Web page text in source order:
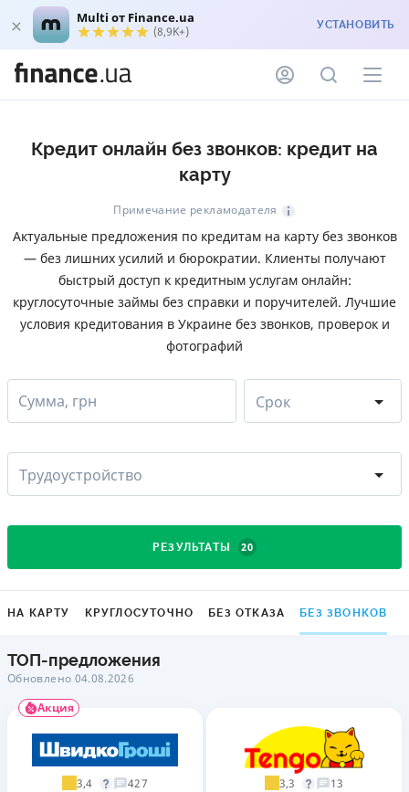
Multi от Finance.ua
(8,9K+) УСТАНОВИТЬ
Кредит онлайн без звонков: кредит на
карту
Примечание рекламодателя
Актуальные предложения по кредитам на карту без звонков
— без лишних усилий и бюрократии. Клиенты получают
быстрый доступ к кредитным услугам онлайн:
круглосуточные займы без справки и поручителей. Лучшие
условия кредитования в Украине без звонков, проверок и
фотографий
Сумма, грн Срок
Трудоустройство
РЕЗУЛЬТАТЫ 20
НА КАРТУ КРУГЛОСУТОЧНО БЕЗ ОТКАЗА БЕЗ ЗВОНКОВ
ТОП-предложения
Обновлено 04.08.2026
Акция
3,4 427 3,3 13